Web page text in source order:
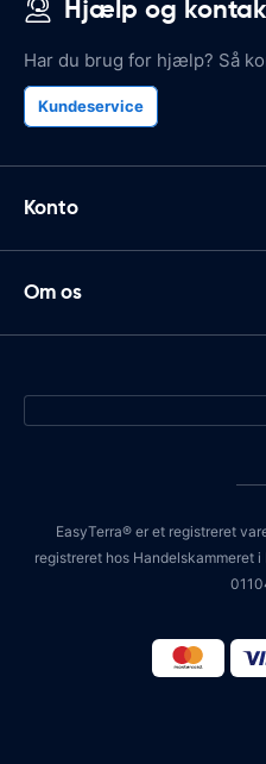
Hjælp og
Har du brug for hjælp? Så
Kundeservice
Konto
Om os
EasyTerra® er et registreret
registreret hos Handelskammeret